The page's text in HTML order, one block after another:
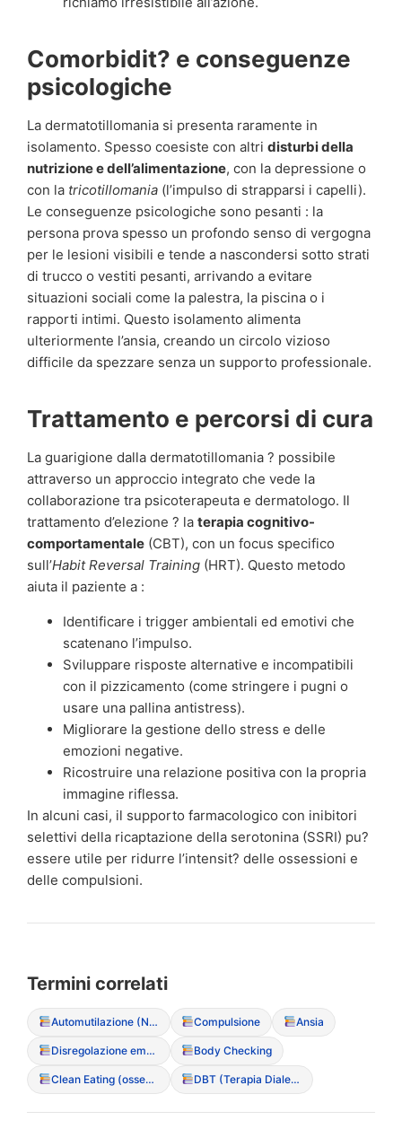
Comorbidit? e conseguenze
psicologiche
La dermatotillomania si presenta raramente in
isolamento. Spesso coesiste con altri disturbi della
nutrizione e dell’alimentazione, con la depressione o
con la tricotillomania (l’impulso di strapparsi i capelli).
Le conseguenze psicologiche sono pesanti : la
persona prova spesso un profondo senso di vergogna
per le lesioni visibili e tende a nascondersi sotto strati
di trucco o vestiti pesanti, arrivando a evitare
situazioni sociali come la palestra, la piscina o i
rapporti intimi. Questo isolamento alimenta
ulteriormente l’ansia, creando un circolo vizioso
difficile da spezzare senza un supporto professionale.
Trattamento e percorsi di cura
La guarigione dalla dermatotillomania ? possibile
attraverso un approccio integrato che vede la
collaborazione tra psicoterapeuta e dermatologo. Il
trattamento d’elezione ? la terapia cognitivo-
comportamentale (CBT), con un focus specifico
sull’Habit Reversal Training (HRT). Questo metodo
aiuta il paziente a :
Identificare i trigger ambientali ed emotivi che
scatenano l’impulso.
Sviluppare risposte alternative e incompatibili
con il pizzicamento (come stringere i pugni o
usare una pallina antistress).
Migliorare la gestione dello stress e delle
emozioni negative.
Ricostruire una relazione positiva con la propria
immagine riflessa.
In alcuni casi, il supporto farmacologico con inibitori
selettivi della ricaptazione della serotonina (SSRI) pu?
essere utile per ridurre l’intensit? delle ossessioni e
delle compulsioni.
Termini correlati
Automutilazione (NSSI – Non-Suicidal Self-Injury) Compulsione Ansia
Disregolazione emotiva Body Checking
Clean Eating (ossessione culturale per il cibo “puro”) DBT (Terapia Dialettico Comportamentale)